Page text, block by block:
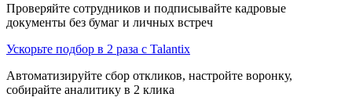
Проверяйте сотрудников и подписывайте кадровые
документы без бумаг и личных встреч
Ускорьте подбор в 2 раза с Talantix
Автоматизируйте сбор откликов, настройте воронку,
собирайте аналитику в 2 клика